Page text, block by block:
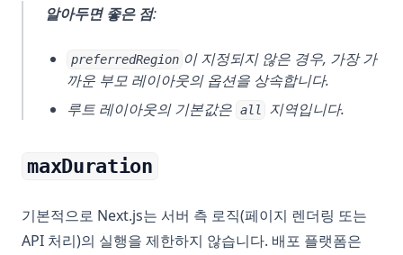
알아두면 좋은 점:
preferredRegion 이 지정되지 않은 경우, 가장 가
까운 부모 레이아웃의 옵션을 상속합니다.
루트 레이아웃의 기본값은 all 지역입니다.
maxDuration
기본적으로 Next.js는 서버 측 로직(페이지 렌더링 또는
API 처리)의 실행을 제한하지 않습니다. 배포 플랫폼은